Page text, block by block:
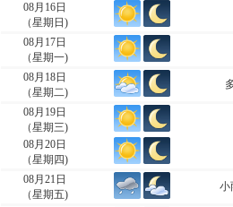
08月16日
（星期日)
08月17日
（星期一)
08月18日
（星期二)
08月19日
（星期三)
08月20日
（星期四)
08月21日
（星期五)
小